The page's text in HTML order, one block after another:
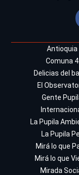
Antioquia
Comuna 4
Delicias del
El
Gente
La Pupila
La Pupila
Mirá lo que
Mirá lo que
Mirada